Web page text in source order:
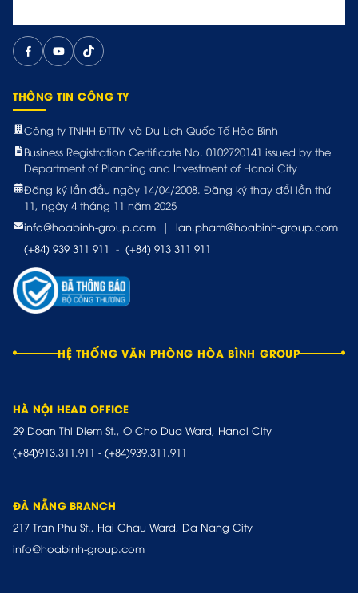
THÔNG TIN CÔNG TY
Công ty TNHH ĐTTM và Du Lịch Quốc Tế Hòa Bình
Business Registration Certificate No. 0102720141 issued by the
Department of Planning and Investment of Hanoi City
Đăng ký lần đầu ngày 14/04/2008. Đăng ký thay đổi lần thứ
11, ngày 4 tháng 11 năm 2025
info@hoabinh-group.com
|
lan.pham@hoabinh-group.com
(+84) 939 311 911 - (+84) 913 311 911
HỆ THỐNG VĂN PHÒNG HÒA BÌNH GROUP
HÀ NỘI HEAD OFFICE
29 Doan Thi Diem St., O Cho Dua Ward, Hanoi City
(+84)913.311.911 - (+84)939.311.911
ĐÀ NẴNG BRANCH
217 Tran Phu St., Hai Chau Ward, Da Nang City
info@hoabinh-group.com